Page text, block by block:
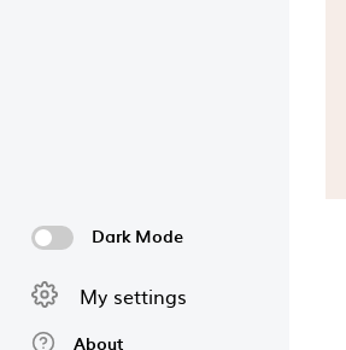
Dark Mode
My settings
About